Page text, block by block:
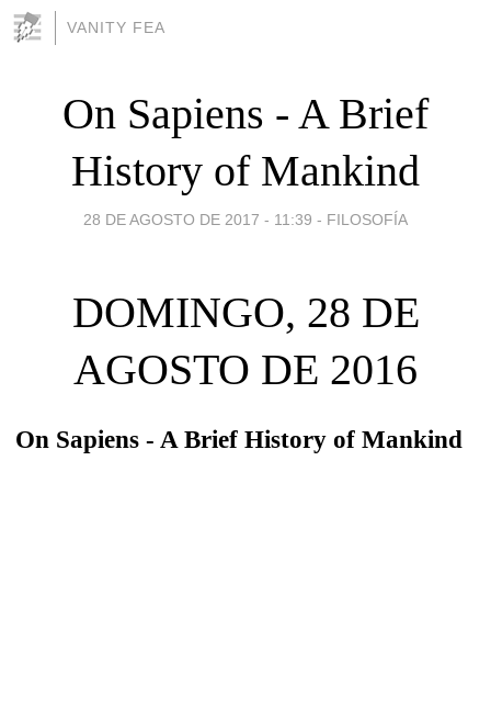
VANITY FEA
On Sapiens - A Brief
History of Mankind
28 DE AGOSTO DE 2017 - 11:39 - FILOSOFÍA
DOMINGO, 28 DE
AGOSTO DE 2016
On Sapiens - A Brief History of Mankind